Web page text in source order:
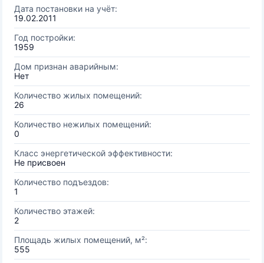
Дата постановки на учёт:
19.02.2011
Год постройки:
1959
Дом признан аварийным:
Нет
Количество жилых помещений:
26
Количество нежилых помещений:
0
Класс энергетической эффективности:
Не присвоен
Количество подъездов:
1
Количество этажей:
2
Площадь жилых помещений, м²:
555